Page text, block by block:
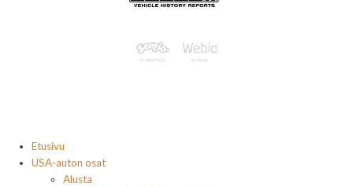
Etusivu
USA-auton osat
Alusta